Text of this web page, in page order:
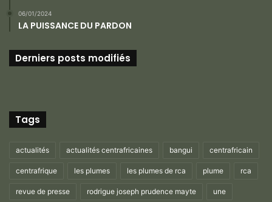
06/01/2024
LA PUISSANCE DU PARDON
Derniers posts modifiés
Tags
actualités actualités centrafricaines bangui centrafricain
centrafrique les plumes les plumes de rca plume rca
revue de presse rodrigue joseph prudence mayte une